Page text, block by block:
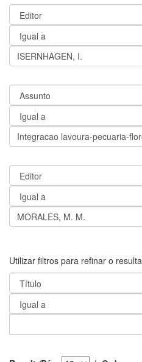
Utilizar filtros para refinar o